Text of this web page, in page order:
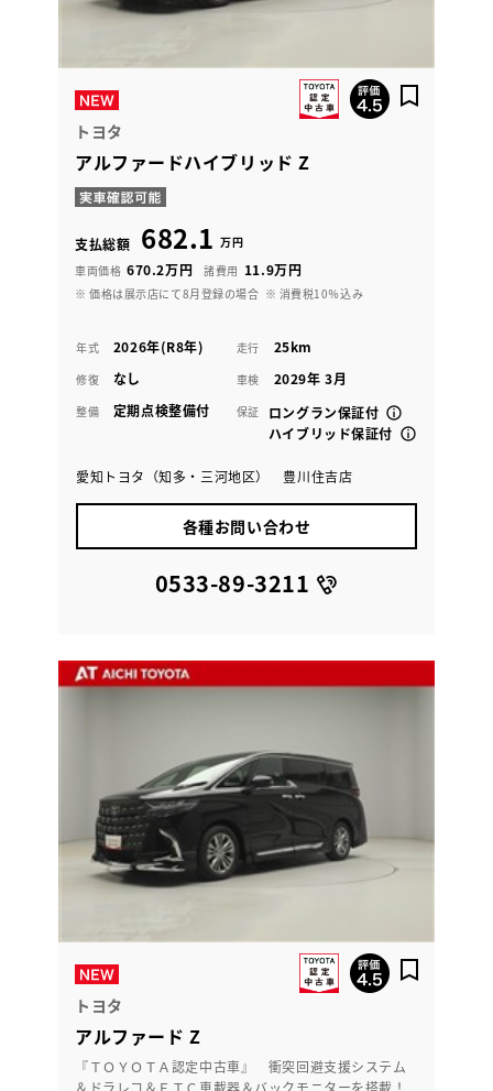
トヨタ
アルファードハイブリッド Z
支払総額 682.1 万円
車両価格 670.2万円 諸費用 11.9万円
※ 価格は展示店にて8月登録の場合 ※ 消費税10％込み
年式 2026年(R8年) 走行 25km
修復 なし 車検 2029年 3月
整備 定期点検整備付 保証
ロングラン保証付
ハイブリッド保証付
愛知トヨタ（知多・三河地区） 豊川住吉店
各種お問い合わせ
0533-89-3211
トヨタ
アルファード Z
『ＴＯＹＯＴＡ認定中古車』 衝突回避支援システム